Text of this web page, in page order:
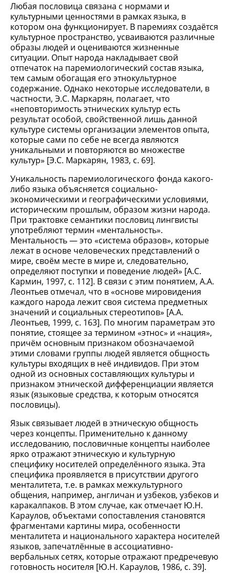
Любая пословица связана с нормами и
культурными ценностями в рамках языка, в
котором она функционирует. В паремиях создаётся
культурное пространство, усваиваются различные
образы людей и оцениваются жизненные
ситуации. Опыт народа накладывает свой
отпечаток на паремиологический состав языка,
тем самым обогащая его этнокультурное
содержание. Однако некоторые исследователи, в
частности, Э.С. Маркарян, полагает, что
«неповторимость этнических культур есть
результат особой, свойственной лишь данной
культуре системы организации элементов опыта,
которые сами по себе не всегда являются
уникальными и повторяются во множестве
культур» [Э.С. Маркарян, 1983, с. 69].
Уникальность паремиологического фонда какого-
либо языка объясняется социально-
экономическими и географическими условиями,
историческим прошлым, образом жизни народа.
При трактовке семантики пословиц лингвисты
употребляют термин «ментальность».
Ментальность — это «система образов», которые
лежат в основе человеческих представлений о
мире, своём месте в мире и, следовательно,
определяют поступки и поведение людей» [А.С.
Кармин, 1997, с. 112]. В связи с этим понятием, А.А.
Леонтьев отмечал, что в «основе мировидения
каждого народа лежит своя система предметных
значений и социальных стереотипов» [А.А.
Леонтьев, 1999, с. 163]. По многим параметрам это
понятие, стоящее за термином «этнос» и «нация»,
причём основным признаком обозначаемой
этими словами группы людей является общность
культуры входящих в неё индивидов. При этом
одной из основных составляющих культуры и
признаком этнической дифференциации является
язык (языковые средства, к которым относятся
пословицы).
Язык связывает людей в этническую общность
через концепты. Применительно к данному
исследованию, пословичные концепты наиболее
ярко отражают этническую и культурную
специфику носителей определённого языка. Эта
специфика проявляется в присутствии другого
менталитета, т.е. в рамках межкультурного
общения, например, англичан и узбеков, узбеков и
каракалпаков. В этом случае, как отмечает Ю.Н.
Караулов, объектами сопоставления становятся
фрагментами картины мира, особенности
менталитета и национального характера носителей
языков, запечатлённые в ассоциативно-
вербальных сетях, которые отражают предречевую
готовность носителя [Ю.Н. Караулов, 1986, с. 39].